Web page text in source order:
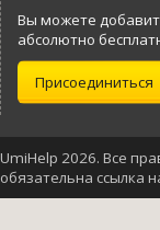
Вы можете
абсолютно
Присоединиться
UmiHelp 2026. Все
обязательна ссылка